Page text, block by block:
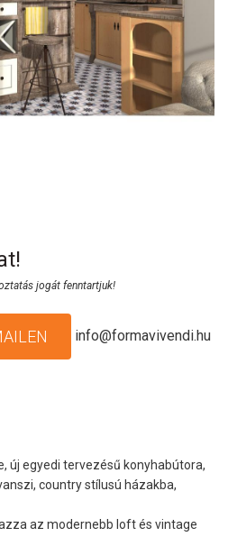
jogát fenntartjuk!
info@formavivendi.hu
új egyedi tervezésű konyhabútora,
country stílusú házakba,
az modernebb loft és vintage